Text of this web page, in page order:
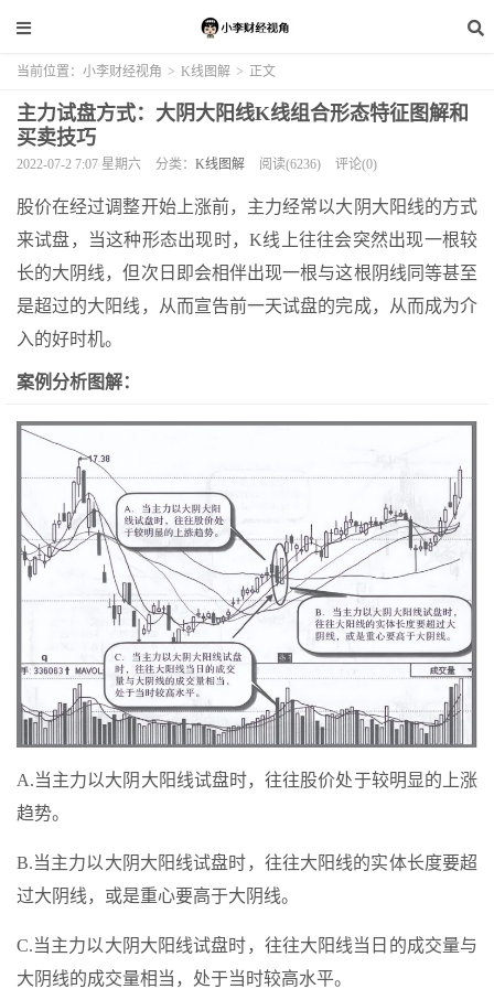
当前位置： 小李财经视角 > K线图解 > 正文
主力试盘方式：大阴大阳线K线组合形态特征图解和
买卖技巧
2022-07-2 7:07 星期六 分类： K线图解 阅读(6236) 评论(0)
股价在经过调整开始上涨前，主力经常以大阴大阳线的方式
来试盘，当这种形态出现时，K线上往往会突然出现一根较
长的大阴线，但次日即会相伴出现一根与这根阴线同等甚至
是超过的大阳线，从而宣告前一天试盘的完成，从而成为介
入的好时机。
案例分析图解：
A.当主力以大阴大阳线试盘时，往往股价处于较明显的上涨
趋势。
B.当主力以大阴大阳线试盘时，往往大阳线的实体长度要超
过大阴线，或是重心要高于大阴线。
C.当主力以大阴大阳线试盘时，往往大阳线当日的成交量与
大阴线的成交量相当，处于当时较高水平。